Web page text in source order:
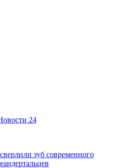
зуб современного